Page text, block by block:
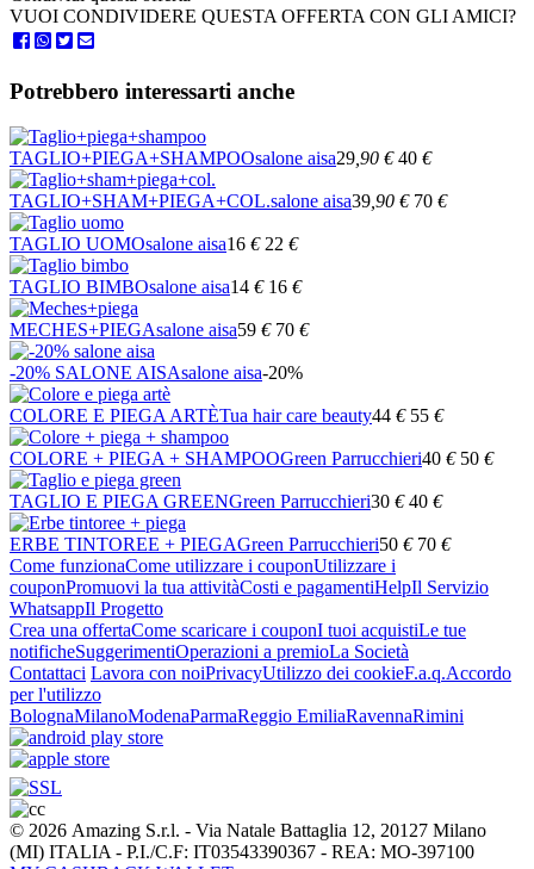
VUOI CONDIVIDERE QUESTA OFFERTA CON GLI AMICI?
Potrebbero interessarti anche
TAGLIO+PIEGA+SHAMPOOsalone aisa29,90 € 40 €
TAGLIO+SHAM+PIEGA+COL.salone aisa39,90 € 70 €
TAGLIO UOMOsalone aisa16 € 22 €
TAGLIO BIMBOsalone aisa14 € 16 €
MECHES+PIEGAsalone aisa59 € 70 €
-20% SALONE AISAsalone aisa-20%
COLORE E PIEGA ARTÈTua hair care beauty44 € 55 €
COLORE + PIEGA + SHAMPOOGreen Parrucchieri40 € 50 €
TAGLIO E PIEGA GREENGreen Parrucchieri30 € 40 €
ERBE TINTOREE + PIEGAGreen Parrucchieri50 € 70 €
Come funzionaCome utilizzare i couponUtilizzare i
couponPromuovi la tua attivitàCosti e pagamentiHelpIl Servizio
WhatsappIl Progetto
Crea una offertaCome scaricare i couponI tuoi acquistiLe tue
notificheSuggerimentiOperazioni a premioLa Società
Contattaci Lavora con noiPrivacyUtilizzo dei cookieF.a.q.Accordo
per l'utilizzo
BolognaMilanoModenaParmaReggio EmiliaRavennaRimini
© 2026 Amazing S.r.l. - Via Natale Battaglia 12, 20127 Milano
(MI) ITALIA - P.I./C.F: IT03543390367 - REA: MO-397100